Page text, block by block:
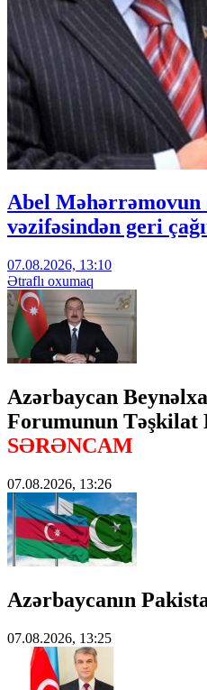
Abel Məhərrəmovun
vəzifəsindən geri
07.08.2026, 13:10
Ətraflı oxumaq
Azərbaycan
Forumunun Təşkilat
SƏRƏNCAM
07.08.2026, 13:26
Azərbaycanın
07.08.2026, 13:25